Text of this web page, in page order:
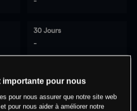
30 Jours
-
une position à
importante pour nous
pour nous assurer que notre site web
pour nous aider à améliorer notre